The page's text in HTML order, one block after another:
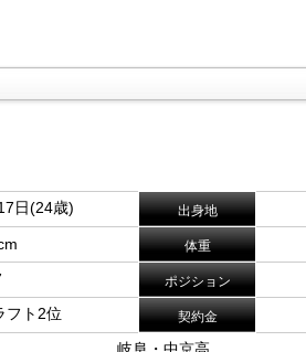
日(24歳) 出身地
体重
ポジション
フト2位 契約金
岐阜・中京高